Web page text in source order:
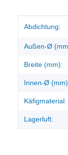
Wert
Abdichtung:
Außen-Ø
Breite (mm):
Innen-Ø
Käfigmaterial:
Lagerluft: